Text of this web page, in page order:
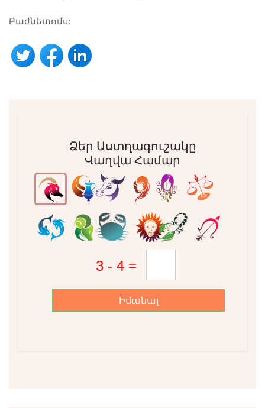
Բաժնետոմս:
Ձեր Աստղագուշակը
Վաղվա Համար
Իմանալ